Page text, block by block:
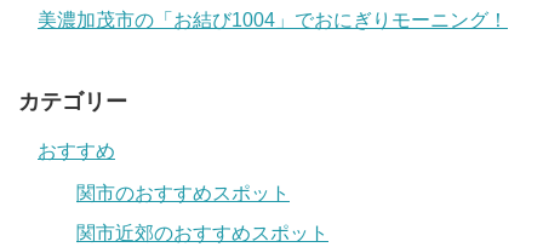
美濃加茂市の「お結び1004」でおにぎりモーニング！
カテゴリー
おすすめ
関市のおすすめスポット
関市近郊のおすすめスポット